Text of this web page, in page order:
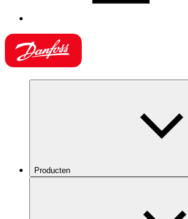
Producten